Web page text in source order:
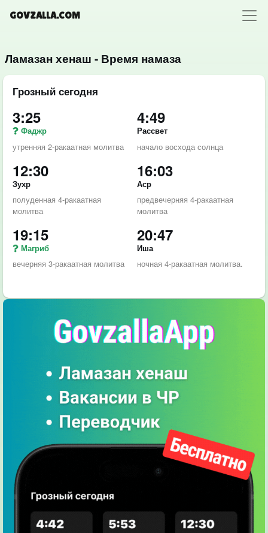
GOVZALLA.COM
Ламазан хенаш - Время намаза
Грозный сегодня
3:25
Фаджр
утренняя 2-ракаатная молитва
4:49
Рассвет
начало восхода солнца
12:30
Зухр
полуденная 4-ракаатная
молитва
16:03
Аср
предвечерняя 4-ракаатная
молитва
19:15
Магриб
вечерняя 3-ракаатная молитва
20:47
Иша
ночная 4-ракаатная молитва.